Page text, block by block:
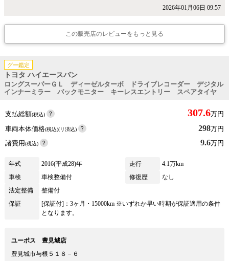
2026年01月06日 09:57
この販売店のレビューをもっと見る
グー鑑定
トヨタ ハイエースバン
ロングスーパーＧＬ ディーゼルターボ ドライブレコーダー デジタル
インナーミラー バックモニター キーレスエントリー スペアタイヤ
支払総額(税込) 307.6万円
車両本体価格(税込)(リ済込) 298万円
諸費用(税込) 9.6万円
年式 2016(平成28)年 走行
4.1万km
車検
車検整備付 修復歴
なし
法定整備
整備付
保証
[保証付]：3ヶ月・15000km ※いずれか早い時期が保証適用の条件
となります。
ユーポス 豊見城店
豊見城市与根５１８－６